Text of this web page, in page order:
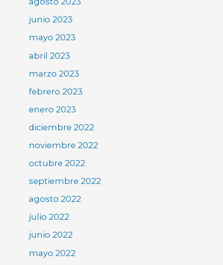
junio 2023
mayo 2023
abril 2023
marzo 2023
febrero 2023
enero 2023
diciembre 2022
noviembre 2022
octubre 2022
septiembre 2022
agosto 2022
julio 2022
junio 2022
mayo 2022